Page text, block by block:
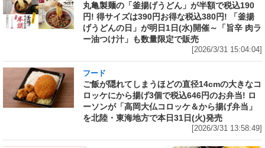
丸亀製麺の「釜揚げうどん」が半額で税込190
円! 得サイズは390円お得な税込380円! 「釜揚
げうどんの日」が明日1日(水)開催～「旨辛 肉ラ
ー油つけ汁」も数量限定で販売
[2026/3/31 15:04:04]
フード
ご飯が隠れてしまうほどの直径14cmの大きなコ
ロッケにから揚げ3個で税込646円のお弁当! ロ
ーソンが「高岡大仏コロッケ＆から揚げ弁当」
を北陸・東海地方で本日31日(火)発売
[2026/3/31 13:58:49]